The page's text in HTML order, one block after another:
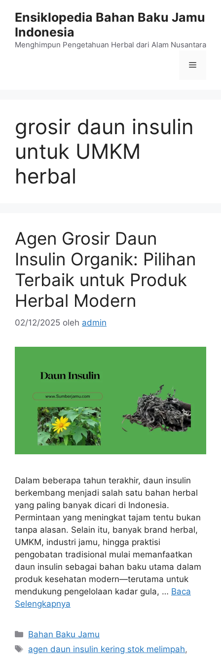
Ensiklopedia Bahan Baku Jamu
Indonesia
Menghimpun Pengetahuan Herbal dari Alam Nusantara
Menu
grosir daun insulin
untuk UMKM
herbal
Agen Grosir Daun
Insulin Organik: Pilihan
Terbaik untuk Produk
Herbal Modern
02/12/2025 oleh admin
Dalam beberapa tahun terakhir, daun insulin
berkembang menjadi salah satu bahan herbal
yang paling banyak dicari di Indonesia.
Permintaan yang meningkat tajam tentu bukan
tanpa alasan. Selain itu, banyak brand herbal,
UMKM, industri jamu, hingga praktisi
pengobatan tradisional mulai memanfaatkan
daun insulin sebagai bahan baku utama dalam
produk kesehatan modern—terutama untuk
mendukung pengelolaan kadar gula, … Baca
Selengkapnya
Kategori
Bahan Baku Jamu
Tag
agen daun insulin kering stok melimpah,